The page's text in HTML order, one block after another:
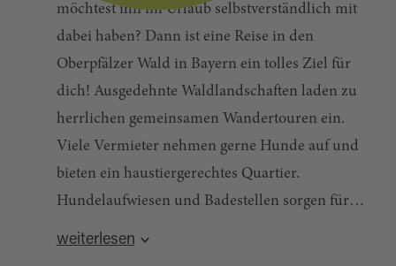
möchtest ihn im Urlaub selbstverständlich mit
dabei haben? Dann ist eine Reise in den
Oberpfälzer Wald in Bayern ein tolles Ziel für
dich! Ausgedehnte Waldlandschaften laden zu
herrlichen gemeinsamen Wandertouren ein.
Viele Vermieter nehmen gerne Hunde auf und
bieten ein haustiergerechtes Quartier.
Hundelaufwiesen und Badestellen sorgen für
Glücksmomente für dich und deinen tierischen
weiterlesen